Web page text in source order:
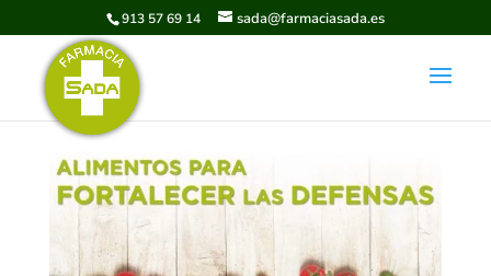
913 57 69 14 sada@farmaciasada.es